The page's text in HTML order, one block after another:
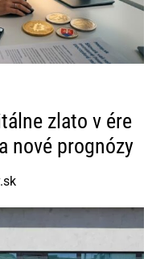
zlato v ére
nové prognózy